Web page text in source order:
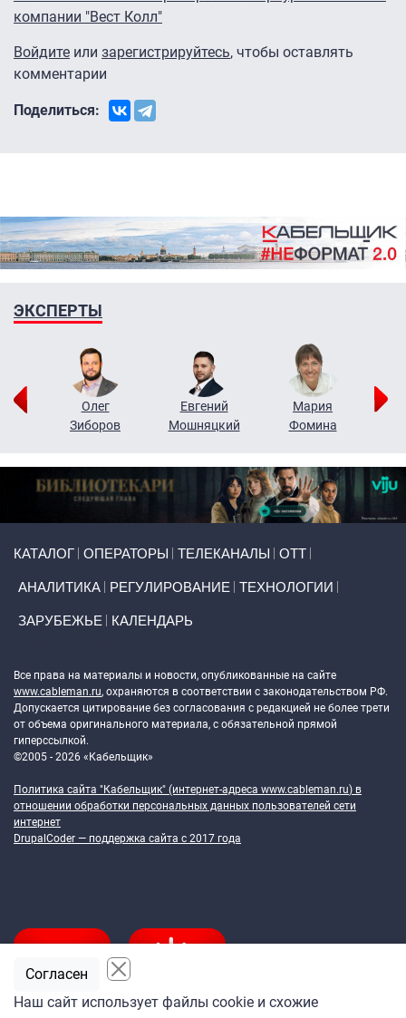
компании "Вест Колл"
Войдите или зарегистрируйтесь, чтобы оставлять
комментарии
Поделиться:
ЭКСПЕРТЫ
Олег
Зиборов
Евгений
Мошняцкий
Мария
Фомина
КАТАЛОГ ОПЕРАТОРЫ ТЕЛЕКАНАЛЫ ОТТ
АНАЛИТИКА РЕГУЛИРОВАНИЕ ТЕХНОЛОГИИ
ЗАРУБЕЖЬЕ КАЛЕНДАРЬ
Все права на материалы и новости, опубликованные на сайте
www.cableman.ru, охраняются в соответствии с законодательством РФ.
Допускается цитирование без согласования с редакцией не более трети
от объема оригинального материала, с обязательной прямой
гиперссылкой.
©2005 - 2026 «Кабельщик»
Политика сайта "Кабельщик" (интернет-адреса www.cableman.ru) в
отношении обработки персональных данных пользователей сети
интернет
DrupalCoder — поддержка сайта c 2017 года
Наш сайт использует файлы cookie и схожие
Согласен